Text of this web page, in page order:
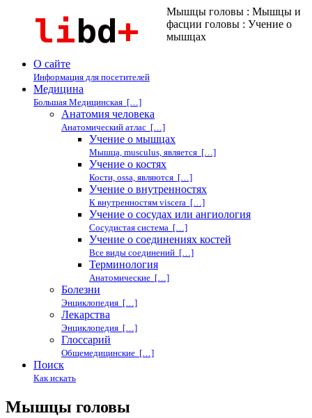
Мышцы головы : Мышцы и
фасции головы : Учение о
мышцах
О сайте
Информация для посетителей
Медицина
Большая Медицинская […]
Анатомия человека
Анатомический атлас […]
Учение о мышцах
Мышца, musculus, является […]
Учение о костях
Кости, ossa, являются […]
Учение о внутренностях
К внутренностям viscera […]
Учение о сосудах или ангиология
Сосудистая система […]
Учение о соединениях костей
Все виды соединений […]
Терминология
Анатомические […]
Болезни
Энциклопедия […]
Лекарства
Энциклопедия […]
Глоссарий
Общемедицинские […]
Поиск
Как искать
Мышцы головы